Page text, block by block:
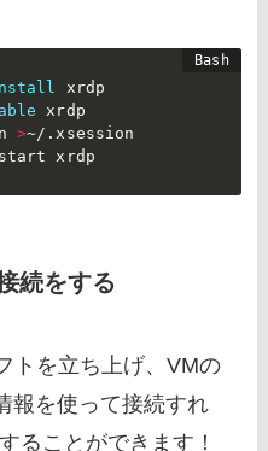
xrdp
xrdp
>~/.xsession
xrdp
続をする
トを立ち上げ、VMの
報を使って接続すれ
ることができます！